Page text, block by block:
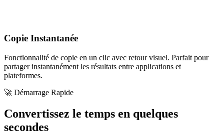
Copie Instantanée
Fonctionnalité de copie en un clic avec retour visuel. Parfait pour
partager instantanément les résultats entre applications et
plateformes.
🚀 Démarrage Rapide
Convertissez le temps en quelques
secondes